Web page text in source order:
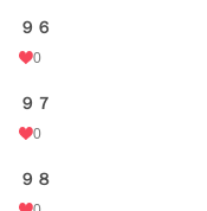
９６
0
９７
0
９８